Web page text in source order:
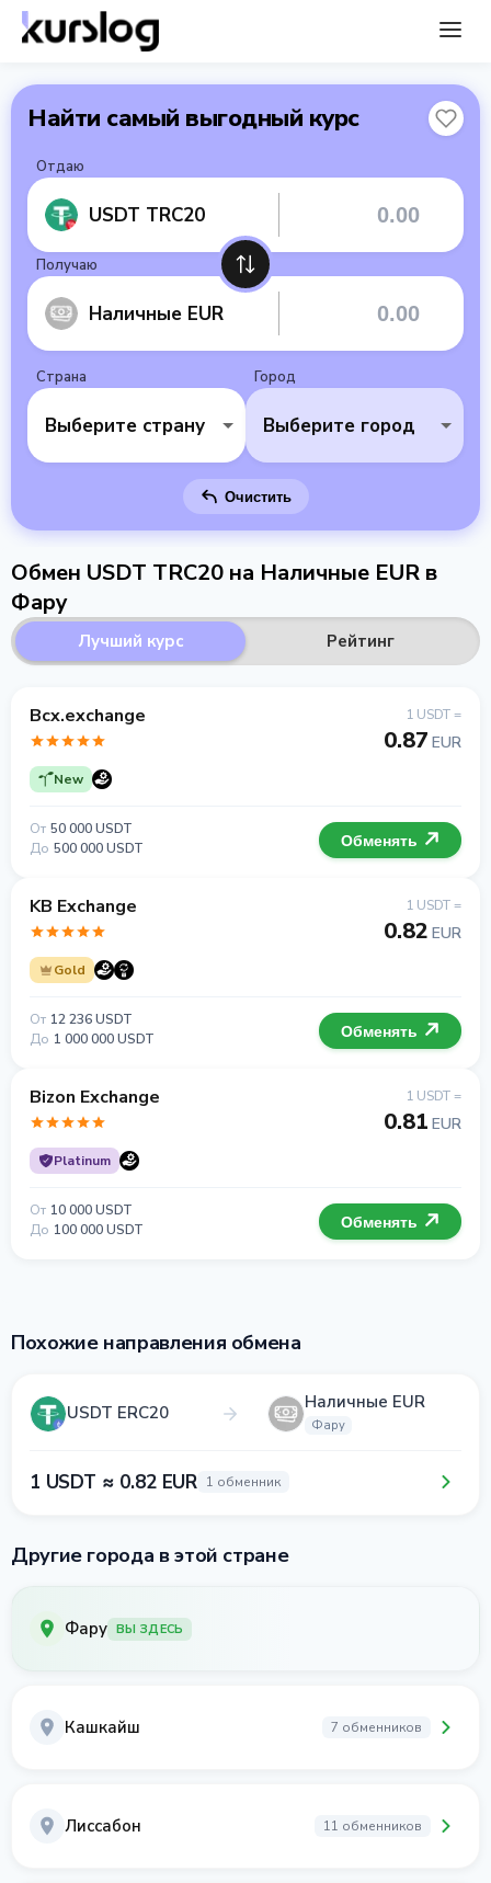
Найти самый выгодный курс
Отдаю
USDT TRC20
Получаю
Наличные EUR
Страна
Выберите страну
Город
Выберите город
Очистить
Обмен USDT TRC20 на Наличные EUR в
Фару
Лучший курс Рейтинг
Bcx.exchange
New
1 USDT =
0.87 EUR
От 50 000 USDT
До 500 000 USDT Обменять
KB Exchange
Gold
1 USDT =
0.82 EUR
От 12 236 USDT
До 1 000 000 USDT Обменять
Bizon Exchange
Platinum
1 USDT =
0.81 EUR
От 10 000 USDT
До 100 000 USDT Обменять
Похожие направления обмена
USDT ERC20 Наличные EUR
Фару
1 USDT ≈ 0.82 EUR 1 обменник
Другие города в этой стране
Фару ВЫ ЗДЕСЬ
Кашкайш 7 обменников
Лиссабон 11 обменников